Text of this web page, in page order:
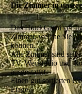
Die Zimmer in
Das Hotel Garni
Zimmer, welche Sie
können.
Alle Zimmer sind
TV, Weckradio und
ausgestattet.
Einen gut sortierten
Etage.